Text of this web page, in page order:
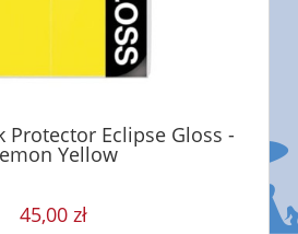
Protector Eclipse Gloss -
Yellow
45,00 zł